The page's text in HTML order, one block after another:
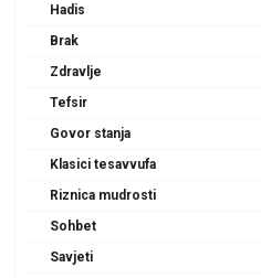
Hadis
Brak
Zdravlje
Tefsir
Govor stanja
Klasici tesavvufa
Riznica mudrosti
Sohbet
Savjeti